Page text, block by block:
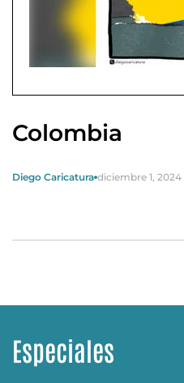
Colombia
Diego Caricatura diciembre 1, 2024
Especiales